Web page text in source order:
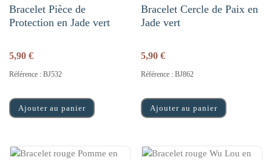
Bracelet Pièce de
Protection en Jade vert
5,90 €
Référence : BJ532
Ajouter au panier
Bracelet Cercle de Paix en
Jade vert
5,90€
Référence : BJ862
Ajouter au panier